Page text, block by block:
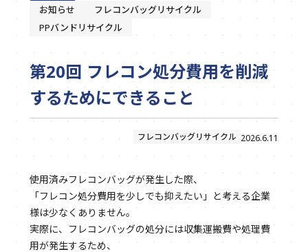
お知らせ
フレコンバッグリサイクル
PPバンドリサイクル
第20回 フレコン処分費用を削減
するためにできること
フレコンバッグリサイクル 2026.6.11
使用済みフレコンバッグが発生した際、
「フレコン処分費用を少しでも抑えたい」と考える企業
様は少なくありません。
実際に、フレコンバッグの処分には収集運搬費や処理費
用が発生するため、